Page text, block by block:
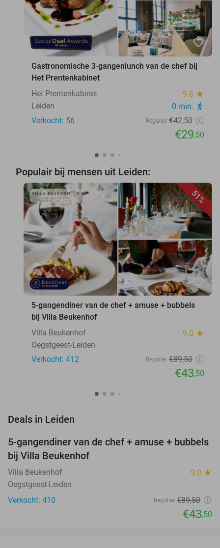
favorite_border
Gastronomische 3-gangenlunch van de chef bij
Het Prentenkabinet
Het Prentenkabinet
9.6 star
Leiden 0 min. directions_walk
Verkocht: 56 Regulier €42,50
€29,50
Populair bij mensen uit Leiden:
51%
favorite_border
5-gangendiner van de chef + amuse + bubbels
bij Villa Beukenhof
Villa Beukenhof
9.0 star
Oegstgeest-Leiden
Verkocht: 412
Regulier €89,50
€43,50
Deals in Leiden
51%
5-gangendiner van de chef + amuse + bubbels
bij Villa Beukenhof
Villa Beukenhof 9.0 star
Oegstgeest-Leiden
Verkocht: 410
Regulier €89,50
€43,50